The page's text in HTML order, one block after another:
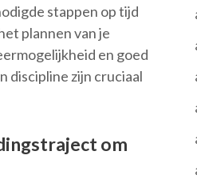
stappen op tijd
plannen van je
en goed
discipline zijn cruciaal
om